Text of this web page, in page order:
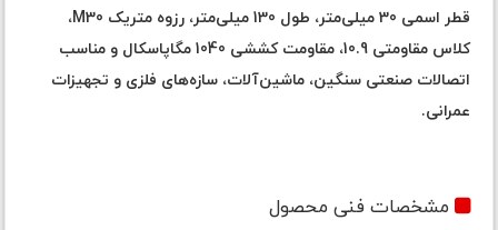
قطر اسمی 30 میلی‌متر، طول 130 میلی‌متر، رزوه متریک M30،
کلاس مقاومتی 10.9، مقاومت کششی 1040 مگاپاسکال و مناسب
اتصالات صنعتی سنگین، ماشین‌آلات، سازه‌های فلزی و تجهیزات
عمرانی.
مشخصات فنی محصول